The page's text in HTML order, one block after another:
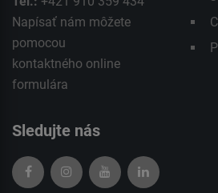
Napísať nám môžete
pomocou
kontaktného online
formulára
Sledujte nás